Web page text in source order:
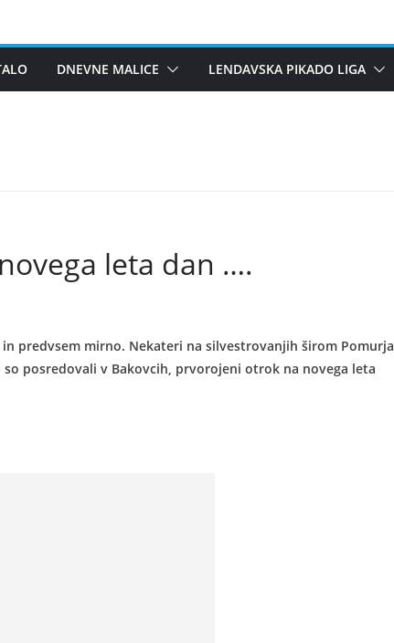
DNEVNE MALICE LENDAVSKA PIKADO LIGA
leta dan ….
predvsem mirno. Nekateri na silvestrovanjih širom
posredovali v Bakovcih, prvorojeni otrok na novega leta